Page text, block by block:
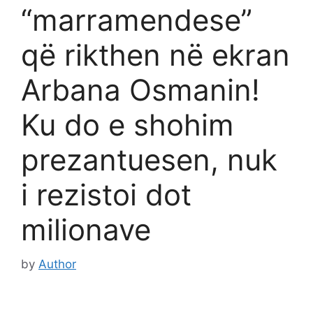
“marramendese”
që rikthen në ekran
Arbana Osmanin!
Ku do e shohim
prezantuesen, nuk
i rezistoi dot
milionave
by Author